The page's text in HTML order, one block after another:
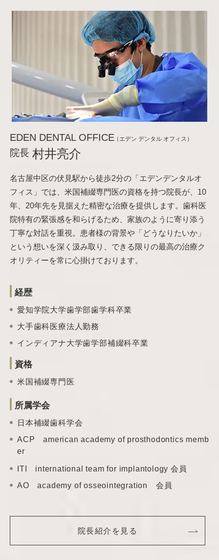
EDEN DENTAL OFFICE（エデン デンタル オフィス）
院長 村井亮介
名古屋中区の伏見駅から徒歩2分の「エデンデンタルオ
フィス」では、米国補綴専門医の資格を持つ院長が、10
年、20年先を見据えた精密な治療を提供します。歯科医
院特有の緊張感を和らげるため、家族のように寄り添う
丁寧な対話を重視。患者様の背景や「どうなりたいか」
という想いを深く汲み取り、できる限りの最高の治療ク
オリティーを常に心掛けております。
経歴
愛知学院大学歯学部歯学科卒業
大手歯科医療法人勤務
インディアナ大学歯学部補綴科卒業
資格
米国補綴専門医
所属学会
日本補綴歯科学会
ACP american academy of prosthodontics memb
er
ITI international teamfor implantology 会員
AO academy ofosseointegration 会員
院長紹介を見る